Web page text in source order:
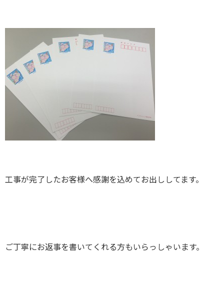
工事が完了したお客様へ感謝を込めてお出ししてます。
ご丁寧にお返事を書いてくれる方もいらっしゃいます。